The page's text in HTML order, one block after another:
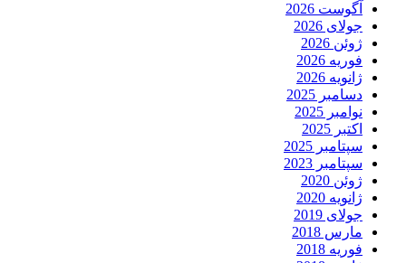
آگوست 2026
جولای 2026
ژوئن 2026
فوریه 2026
ژانویه 2026
دسامبر 2025
نوامبر 2025
اکتبر 2025
سپتامبر 2025
سپتامبر 2023
ژوئن 2020
ژانویه 2020
جولای 2019
مارس 2018
فوریه 2018